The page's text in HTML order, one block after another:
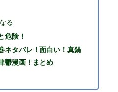
る
危険！
ネタバレ！面白い！真鍋
鬱漫画！まとめ